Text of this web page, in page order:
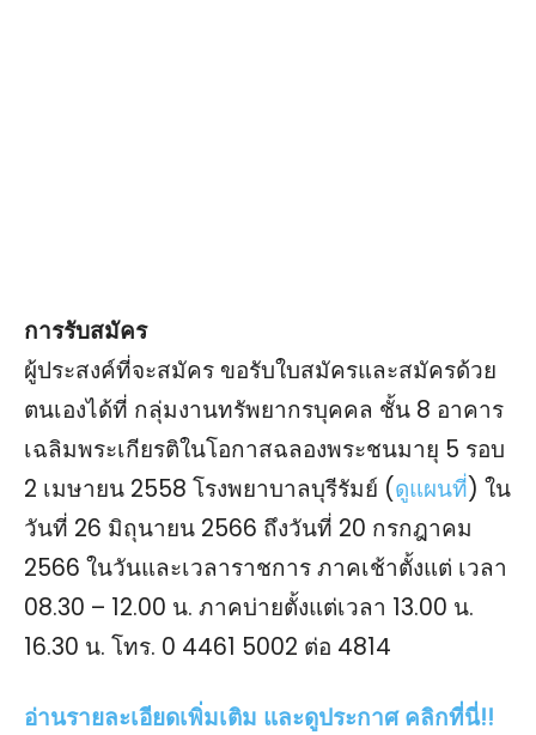
การรับสมัคร
ผู้ประสงค์ที่จะสมัคร ขอรับใบสมัครและสมัครด้วย
ตนเองได้ที่ กลุ่มงานทรัพยากรบุคคล ชั้น 8 อาคาร
เฉลิมพระเกียรติในโอกาสฉลองพระชนมายุ 5 รอบ
2 เมษายน 2558 โรงพยาบาลบุรีรัมย์ (ดูแผนที่) ใน
วันที่ 26 มิถุนายน 2566 ถึงวันที่ 20 กรกฎาคม
2566 ในวันและเวลาราชการ ภาคเช้าตั้งแต่ เวลา
08.30 – 12.00 น. ภาคบ่ายตั้งแต่เวลา 13.00 น.
16.30 น. โทร. 0 4461 5002 ต่อ 4814
อ่านรายละเอียดเพิ่มเติม และดูประกาศ คลิกที่นี่!!